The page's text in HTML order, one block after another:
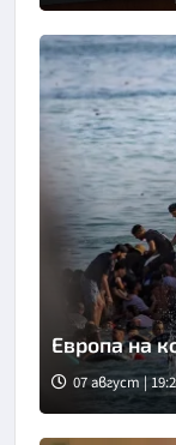
Снимка:
Европа на
07 август |